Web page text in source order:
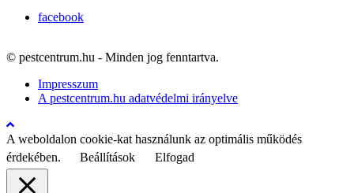
facebook
© pestcentrum.hu - Minden jog fenntartva.
Impresszum
A pestcentrum.hu adatvédelmi irányelve
A weboldalon cookie-kat használunk az optimális működés
érdekében.
Beállítások Elfogad